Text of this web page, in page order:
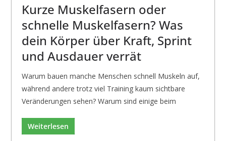
Kurze Muskelfasern oder
schnelle Muskelfasern? Was
dein Körper über Kraft, Sprint
und Ausdauer verrät
Warum bauen manche Menschen schnell Muskeln auf,
während andere trotz viel Training kaum sichtbare
Veränderungen sehen? Warum sind einige beim
Weiterlesen